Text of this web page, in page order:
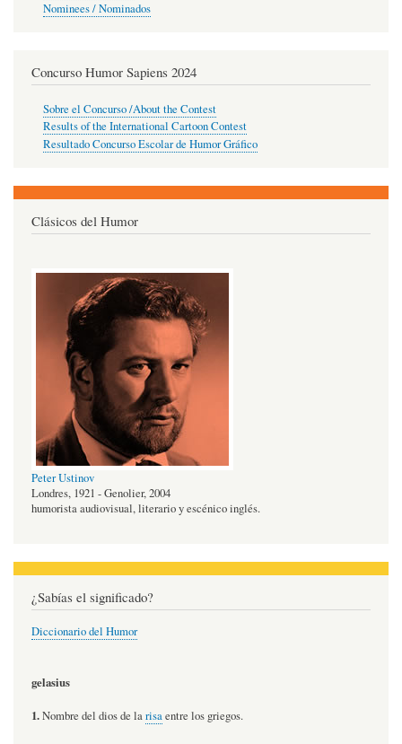
Nominees / Nominados
Concurso Humor Sapiens 2024
Sobre el Concurso /About the Contest
Results of the International Cartoon Contest
Resultado Concurso Escolar de Humor Gráfico
Clásicos del Humor
Peter Ustinov
Londres, 1921 - Genolier, 2004
humorista audiovisual, literario y escénico inglés.
¿Sabías el significado?
Diccionario del Humor
gelasius
1.Nombre del dios de larisaentre los griegos.